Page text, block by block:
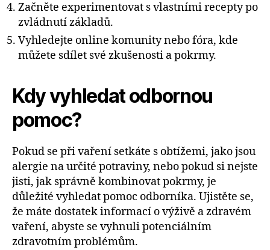
Začněte experimentovat s vlastními recepty po
zvládnutí základů.
Vyhledejte online komunity nebo fóra, kde
můžete sdílet své zkušenosti a pokrmy.
Kdy vyhledat odbornou
pomoc?
Pokud se při vaření setkáte s obtížemi, jako jsou
alergie na určité potraviny, nebo pokud si nejste
jisti, jak správně kombinovat pokrmy, je
důležité vyhledat pomoc odborníka. Ujistěte se,
že máte dostatek informací o výživě a zdravém
vaření, abyste se vyhnuli potenciálním
zdravotním problémům.